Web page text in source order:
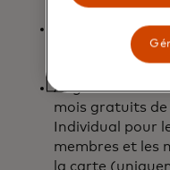
du compte de la
Passez au
récompenses
Augmentez le
mois gratuits
Individual pour
membres et les
la carte